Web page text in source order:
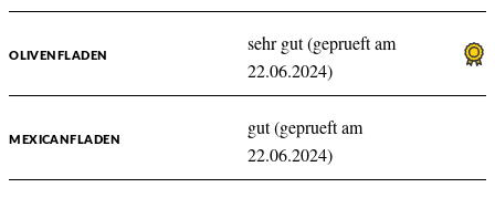
OLIVENFLADEN
sehr gut (geprueft am
22.06.2024)
MEXICANFLADEN
gut (geprueft am
22.06.2024)